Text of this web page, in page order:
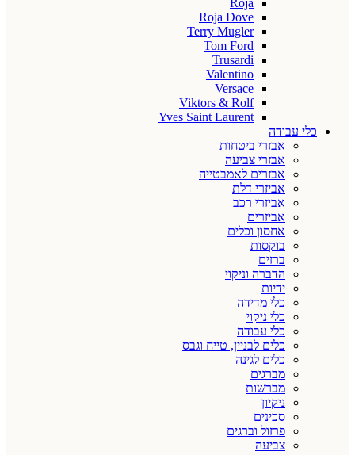
Roja
Roja Dove
Terry Mugler
Tom Ford
Trusardi
Valentino
Versace
Viktors & Rolf
Yves Saint Laurent
כלי עבודה
אבזרי ביטחות
אבזרי צביעה
אבזרים לאמבטייה
אביזרי דלת
אביזרי רכב
אביזרים
אחסון וכלים
בוקסות
ברזים
הדברה וניקוי
ידיות
כלי מדידה
כלי ניקוי
כלי עבודה
כלים לבניין, טייח וגבס
כלים לגינה
מברגים
מברשות
ניקיון
סכינים
פרזול וברגים
צביעה